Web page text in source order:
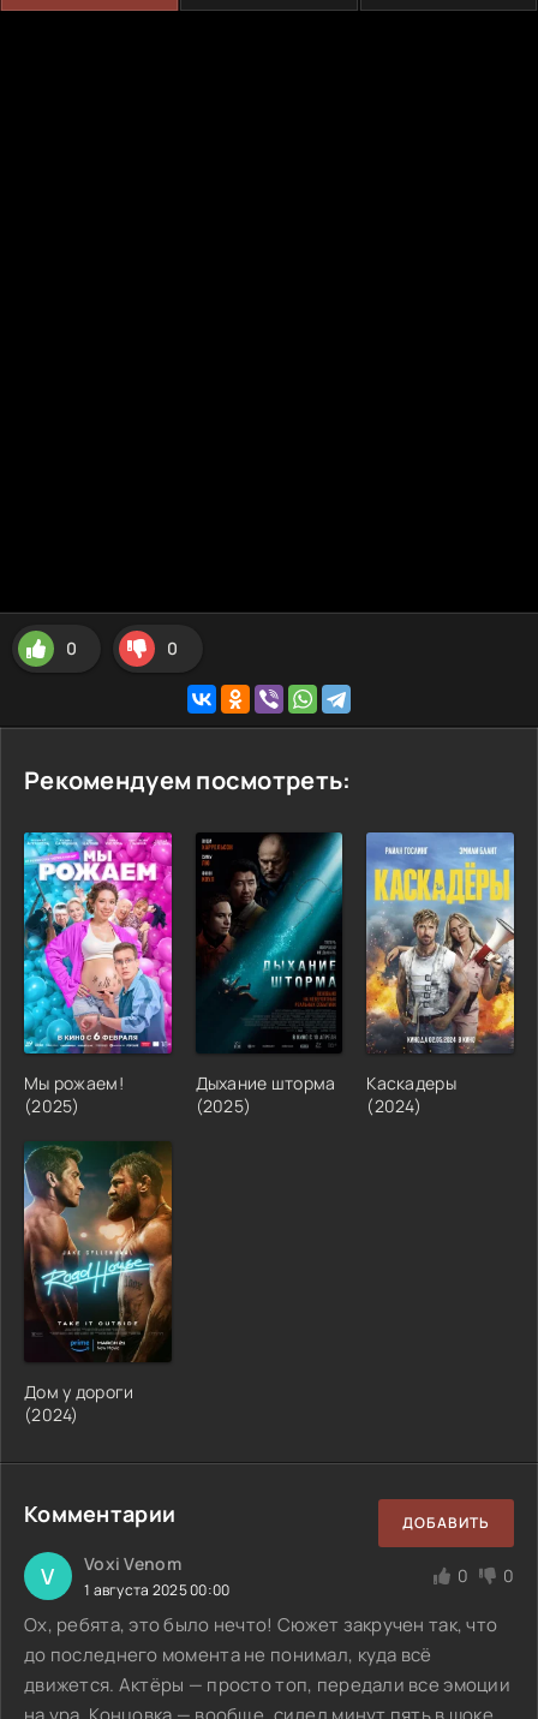
0 0
Рекомендуем посмотреть:
Мы рожаем!
(2025)
Дыхание шторма
(2025)
Каскадеры
(2024)
Дом у дороги
(2024)
Комментарии ДОБАВИТЬ
V Voxi Venom
1 августа 2025 00:00
0 0
Ох, ребята, это было нечто! Сюжет закручен так, что
до последнего момента не понимал, куда всё
движется. Актёры — просто топ, передали все эмоции